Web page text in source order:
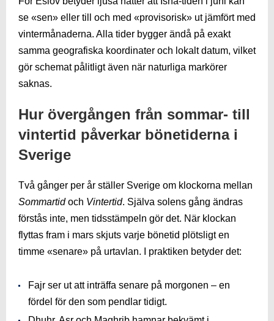
se «sen» eller till och med «provisorisk» ut jämfört med
vintermånaderna. Alla tider bygger ändå på exakt
samma geografiska koordinater och lokalt datum, vilket
gör schemat pålitligt även när naturliga markörer
saknas.
Hur övergången från sommar- till
vintertid påverkar bönetiderna i
Sverige
Två gånger per år ställer Sverige om klockorna mellan
Sommartidoch Vintertid. Själva solens gång ändras
förstås inte, men tidsstämpeln gör det. När klockan
flyttas fram i mars skjuts varje bönetid plötsligt en
timme «senare» på urtavlan. I praktiken betyder det:
Fajr ser ut att inträffa senare på morgonen – en
fördel för den som pendlar tidigt.